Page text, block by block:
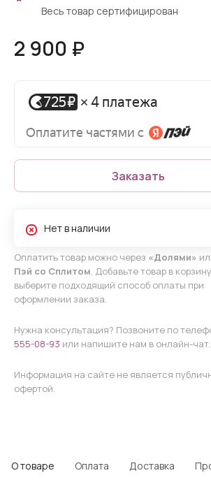
Весь товар сертифицирован
2 900 ₽
Заказать
Нет в наличии
Оплатить товар можно через «Долями»
Пэй со Сплитом. Добавьте товар в
выберите подходящий способ оплаты при
оформлении заказа.
Нужна консультация? Позвоните по
555-08-93 или напишите нам в онлайн-чат.
Информация на сайте не является
офертой.
О товаре Оплата Доставка